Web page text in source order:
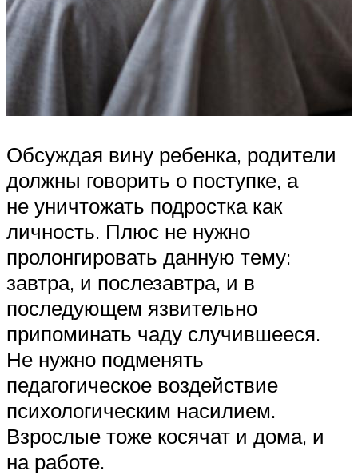
Обсуждая вину ребенка, родители
должны говорить о поступке, а
не уничтожать подростка как
личность. Плюс не нужно
пролонгировать данную тему:
завтра, и послезавтра, и в
последующем язвительно
припоминать чаду случившееся.
Не нужно подменять
педагогическое воздействие
психологическим насилием.
Взрослые тоже косячат и дома, и
на работе.